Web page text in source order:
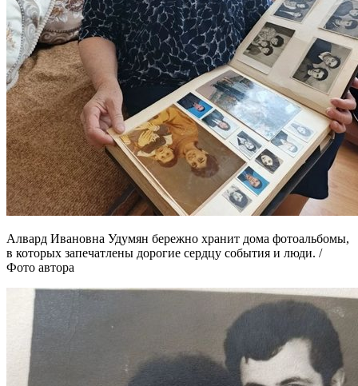
Алвард Ивановна Удумян бережно хранит дома фотоальбомы,
в которых запечатлены дорогие сердцу события и люди. /
Фото автора